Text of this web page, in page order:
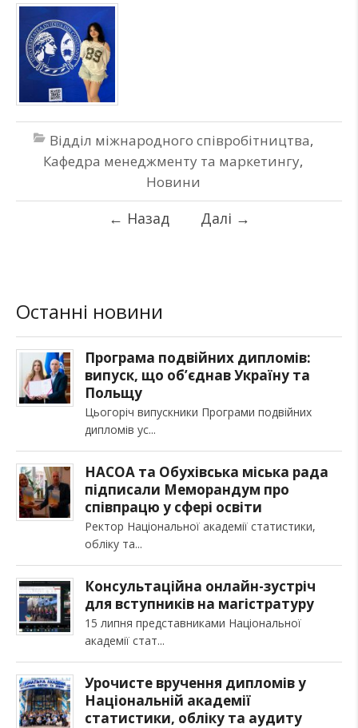
Відділ міжнародного співробітництва,
Кафедра менеджменту та маркетингу,
Новини
← Назад Далі →
Останні новини
Програма подвійних дипломів:
випуск, що об’єднав Україну та
Польщу
Цьогоріч випускники Програми подвійних
дипломів ус
НАСОА та Обухівська міська рада
підписали Меморандум про
співпрацю у сфері освіти
Ректор Національної академії статистики,
обліку та
Консультаційна онлайн-зустріч
для вступників на магістратуру
15 липня представниками Національної
академії стат
Урочисте вручення дипломів у
Національній академії
статистики, обліку та аудиту